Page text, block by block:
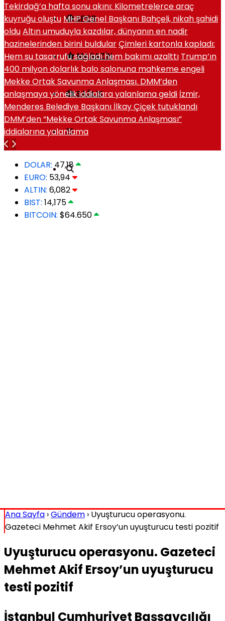
SPOR
MAGAZIN
SAĞLIK
Tekirdağ’a hafta sonu akını: Kilometrelerce araç
kuyruğu oluştu MHP Genel Başkanı Bahçeli, nikah şahidi
olduAltın umuduyla kazdılar, dünyanın en nadir
hazinelerinden birini buldularÇimleri kartonla kapladı:
Hem su tasarrufu sağladı hem bakımı azalttı Trump’ın
400 milyon dolarlık balo salonuna mahkeme engeli
Mekke Ortak Savunma Anlaşması. DMM’den
anlaşmaya yönelik iddialara yalanlama geldi İzmir,
Menderes Belediye Başkanı İlkay Çiçek tutuklandı
DMM’den “Mekke Ortak Savunma Anlaşması”
iddialarına yalanlama
DOLAR: 47,18
EURO: 53,94
ALTIN: 6,082
BIST: 14,175
BITCOIN: $64.650
Ana Sayfa ›Gündem › Uyuşturucu operasyonu.
Gazeteci Mehmet Akif Ersoy’un uyuşturucu testi pozitif
Uyuşturucu operasyonu. Gazeteci
Mehmet Akif Ersoy’un uyuşturucu
testi pozitif
İstanbul Cumhuriyet Başsavcılığı